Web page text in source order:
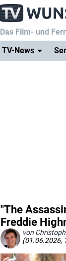
Das Film- und
TV-News
"The
Freddie
von
(01.06.2026,